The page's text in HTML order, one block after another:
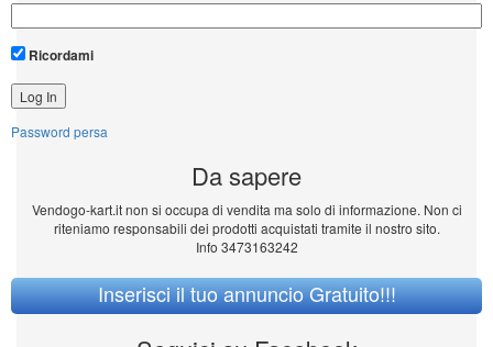
Ricordami
Password persa
Da sapere
Vendogo-kart.it non si occupa di vendita ma solo di informazione. Non ci
riteniamo responsabili dei prodotti acquistati tramite il nostro sito.
Info 3473163242
Inserisci il tuo annuncio Gratuito!!!